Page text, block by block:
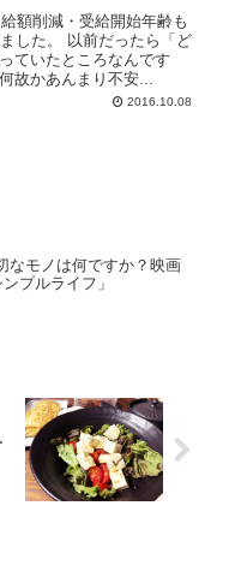
額削減・受給開始年齢も
した。 以前だったら「ど
ていたところなんです
故かあんまり不安...
2016.10.08
なモノは何ですか？映画
ンプルライフ」